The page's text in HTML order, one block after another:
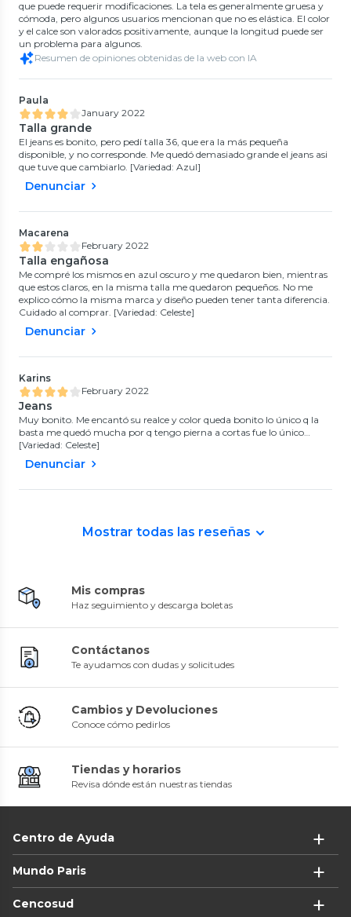
que puede requerir modificaciones. La tela es generalmente gruesa y
cómoda, pero algunos usuarios mencionan que no es elástica. El color
y el calce son valorados positivamente, aunque la longitud puede ser
un problema para algunos.
Resumen de opiniones obtenidas de la web con IA
Paula
January 2022
Talla grande
El jeans es bonito, pero pedí talla 36, que era la más pequeña
disponible, y no corresponde. Me quedó demasiado grande el jeans asi
que tuve que cambiarlo. [Variedad: Azul]
Denunciar
Macarena
February 2022
Talla engañosa
Me compré los mismos en azul oscuro y me quedaron bien, mientras
que estos claros, en la misma talla me quedaron pequeños. No me
explico cómo la misma marca y diseño pueden tener tanta diferencia.
Cuidado al comprar. [Variedad: Celeste]
Denunciar
Karins
February 2022
Jeans
Muy bonito. Me encantó su realce y color queda bonito lo único q la
basta me quedó mucha por q tengo pierna a cortas fue lo único…
[Variedad: Celeste]
Denunciar
Mostrar todas las reseñas
Mis compras
Haz seguimiento y descarga boletas
Contáctanos
Te ayudamos con dudas y solicitudes
Cambios y Devoluciones
Conoce cómo pedirlos
Tiendas y horarios
Revisa dónde están nuestras tiendas
Centro de Ayuda
Mundo Paris
Cencosud